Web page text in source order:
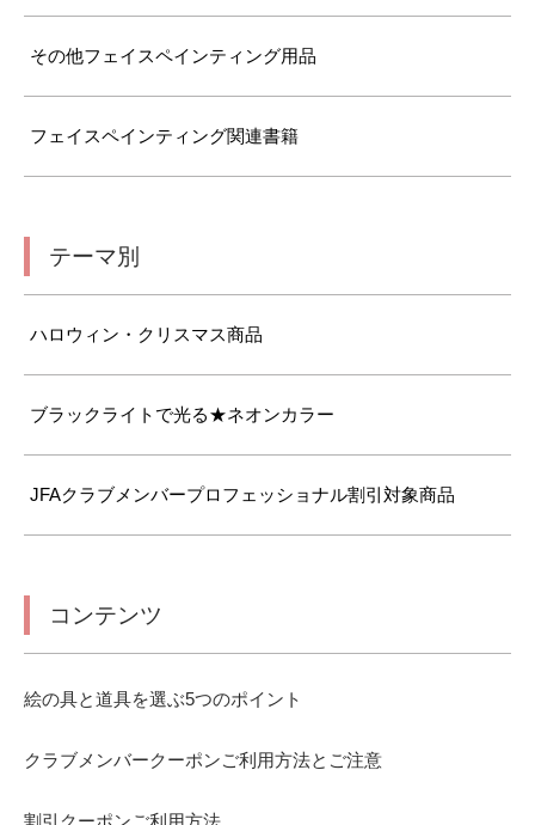
その他フェイスペインティング用品
フェイスペインティング関連書籍
テーマ別
ハロウィン・クリスマス商品
ブラックライトで光る★ネオンカラー
JFAクラブメンバープロフェッショナル割引対象商品
コンテンツ
絵の具と道具を選ぶ5つのポイント
クラブメンバークーポンご利用方法とご注意
割引クーポンご利用方法